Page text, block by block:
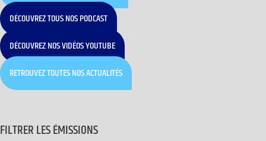
DÉCOUVREZ TOUS NOS PODCAST
DÉCOUVREZ NOS VIDÉOS YOUTUBE
RETROUVEZ TOUTES NOS ACTUALITÉS
FILTRER LES ÉMISSIONS